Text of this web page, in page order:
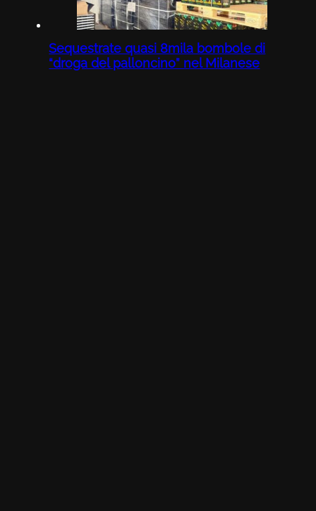
Sequestrate quasi 8mila bombole di
“droga del palloncino” nel Milanese